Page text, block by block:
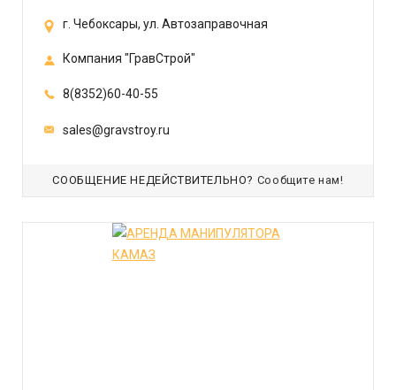
г. Чебоксары, ул. Автозаправочная
Компания "ГравСтрой"
8(8352)60-40-55
sales@gravstroy.ru
СООБЩЕНИЕ НЕДЕЙСТВИТЕЛЬНО? Сообщите нам!